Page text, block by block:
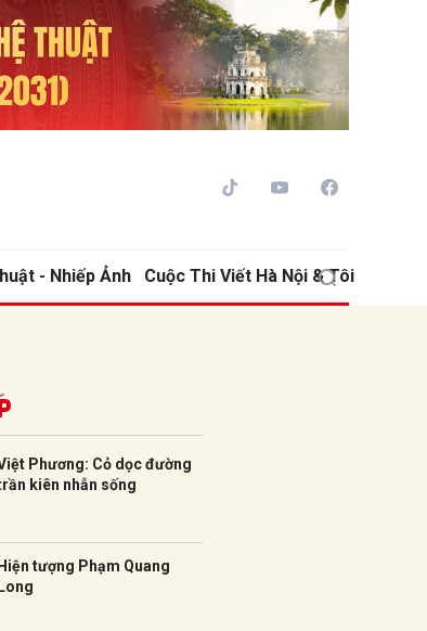
- Nhiếp Ảnh Cuộc Thi Viết Hà Nội & Tôi
Phương: Cỏ dọc đường
kiên nhẫn sống
Hiện tượng Phạm Quang
Long